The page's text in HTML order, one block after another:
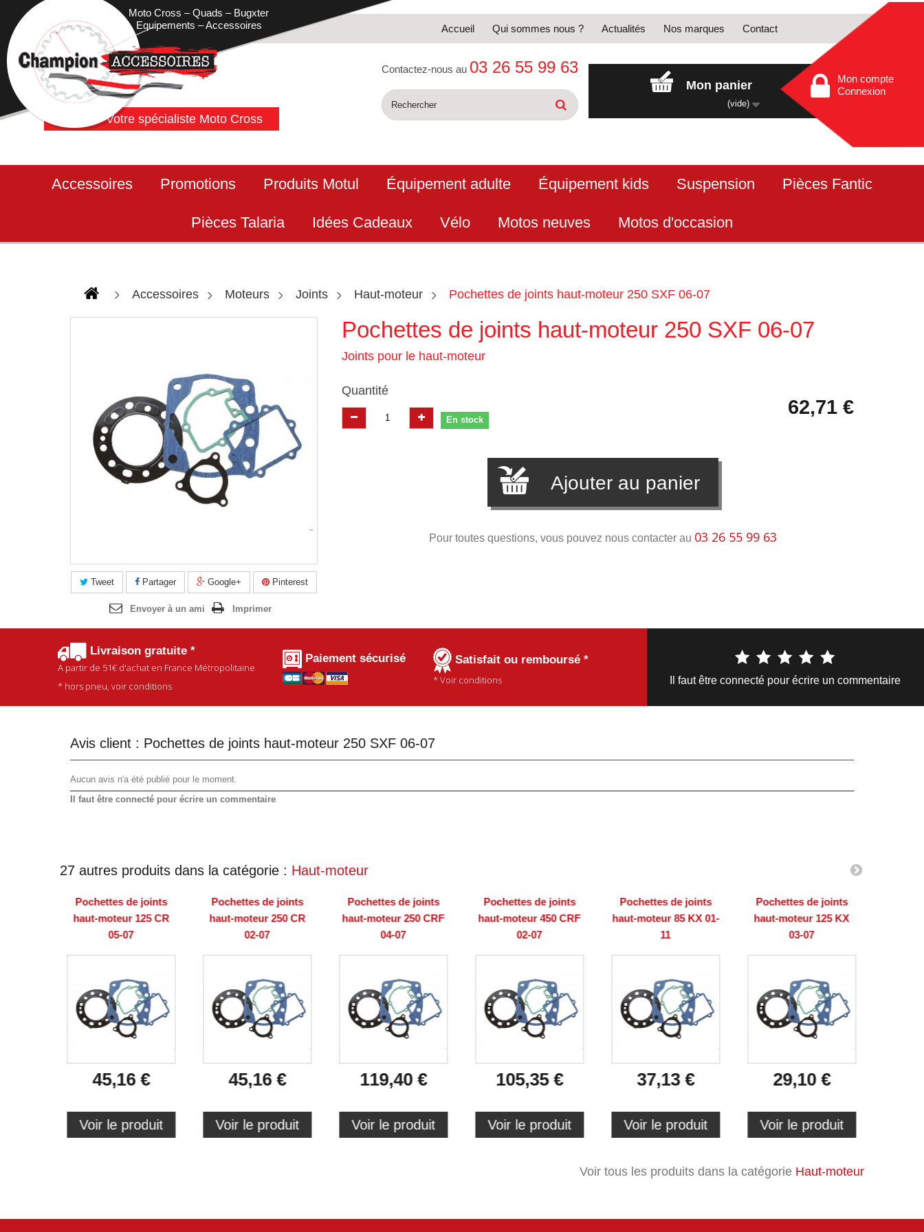
Accueil Qui sommes nous ? Actualités Nos marques Contact
Moto Cross – Quads – Bugxter
Equipements – Accessoires
Votre spécialiste Moto Cross
Contactez-nous au 03 26 55 99 63
Mon panier
(vide)
Mon compte
Connexion
Accessoires Promotions Produits Motul Équipement adulte Équipement kids Suspension Pièces Fantic
Pièces Talaria Idées Cadeaux Vélo Motos neuves Motos d'occasion
Accessoires Moteurs Joints Haut-moteur Pochettes de joints haut-moteur 250 SXF 06-07
Agrandir l'image
Tweet Partager Google+ Pinterest
Envoyer à un ami Imprimer
Pochettes de joints haut-moteur 250 SXF 06-07
Joints pour le haut-moteur
Quantité
En stock
62,71 €
Ajouter au panier
Pour toutes questions, vous pouvez nous contacter au 03 26 55 99 63
Livraison gratuite *
A partir de 51€ d'achat en France Métropolitaine
* hors pneu, voir conditions
Paiement sécurisé Satisfait ou remboursé *
* Voir conditions Il faut être connecté pour écrire un commentaire
Avis client : Pochettes de joints haut-moteur 250 SXF 06-07
Aucun avis n'a été publié pour le moment.
Il faut être connecté pour écrire un commentaire
27 autres produits dans la catégorie : Haut-moteur
Pochettes de joints
haut-moteur 125 CR
05-07
45,16 €
Voir le produit
Pochettes de joints
haut-moteur 250 CR
02-07
45,16 €
Voir le produit
Pochettes de joints
haut-moteur 250 CRF
04-07
119,40 €
Voir le produit
Pochettes de joints
haut-moteur 450 CRF
02-07
105,35 €
Voir le produit
Pochettes de joints
haut-moteur 85 KX 01-
11
37,13 €
Voir le produit
Pochettes de joints
haut-moteur 125 KX
03-07
29,10 €
Voir le produit
Voir tous les produits dans la catégorie Haut-moteur